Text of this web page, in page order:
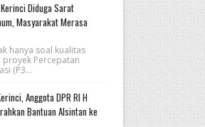
Diduga Sarat
Masyarakat Merasa
hanya soal kualitas
Percepatan
(P3...
Anggota DPR RI H
Bantuan Alsintan ke